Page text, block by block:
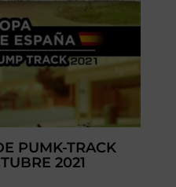
PUMK-TRACK
2021